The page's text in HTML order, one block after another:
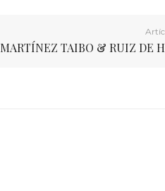
MARTÍNEZ TAIBO & RUIZ DE